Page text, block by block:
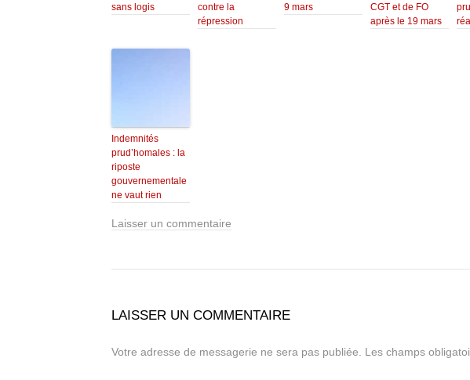
sans logis
contre la
répression
9 mars
CGT et de FO
après le 19 mars
Indemnités
prud’homales : la
riposte
gouvernementale
ne vaut rien
Laisser un commentaire
LAISSER UN COMMENTAIRE
Votre adresse de messagerie ne sera pas publiée. Les champs